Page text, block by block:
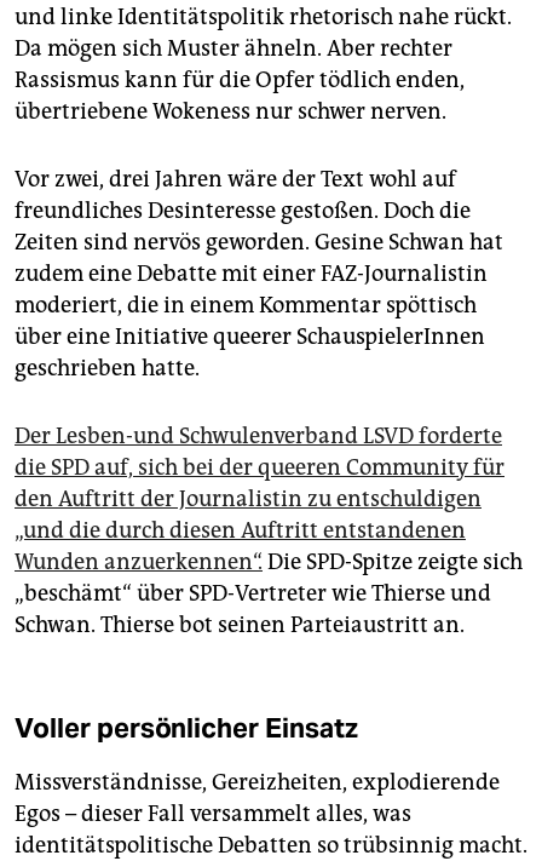
und linke Identitätspolitik rhetorisch nahe rückt.
Da mögen sich Muster ähneln. Aber rechter
Rassismus kann für die Opfer tödlich enden,
übertriebene Wokeness nur schwer nerven.
Vor zwei, drei Jahren wäre der Text wohl auf
freundliches Desinteresse gestoßen. Doch die
Zeiten sind nervös geworden. Gesine Schwan hat
zudem eine Debatte mit einer FAZ-Journalistin
moderiert, die in einem Kommentar spöttisch
über eine Initiative queerer SchauspielerInnen
geschrieben hatte.
Der Lesben-und Schwulenverband LSVD forderte
die SPD auf, sich bei der queeren Community für
den Auftritt der Journalistin zu entschuldigen
„und die durch diesen Auftritt entstandenen
Wunden anzuerkennen“. Die SPD-Spitze zeigte sich
„beschämt“ über SPD-Vertreter wie Thierse und
Schwan. Thierse bot seinen Parteiaustritt an.
Voller persönlicher Einsatz
Missverständnisse, Gereizheiten, explodierende
Egos – dieser Fall versammelt alles, was
identitätspolitische Debatten so trübsinnig macht.